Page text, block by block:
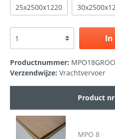
25x2500x1220
Productnummer:
Verzendwijze: Vrachtvervoer
Product nr
MPO 8